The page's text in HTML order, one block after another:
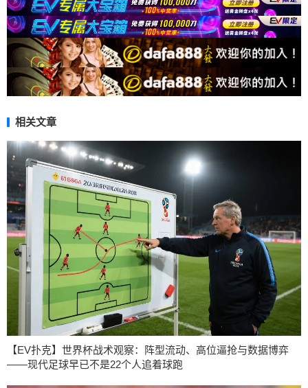
相关文章
【EV扑克】世界杯战术观察：阵型流动、高位逼抢与数据博弈
——现代足球早已不是22个人追着球跑